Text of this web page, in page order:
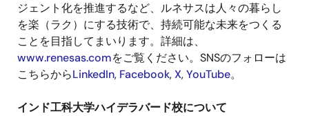
ジェント化を推進するなど、ルネサスは人々の暮らし
を楽（ラク）にする技術で、持続可能な未来をつくる
ことを目指してまいります。詳細は、
www.renesas.comをご覧ください。 SNSのフォローは
こちらからLinkedIn, Facebook,X,YouTube。
インド工科大学ハイデラバード校について